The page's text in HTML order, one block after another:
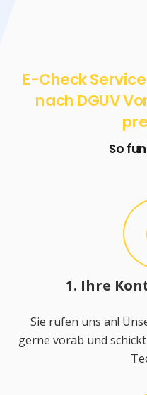
E-Check
nach DGUV
So
1. Ihre
Sie rufen uns an!
gerne vorab und